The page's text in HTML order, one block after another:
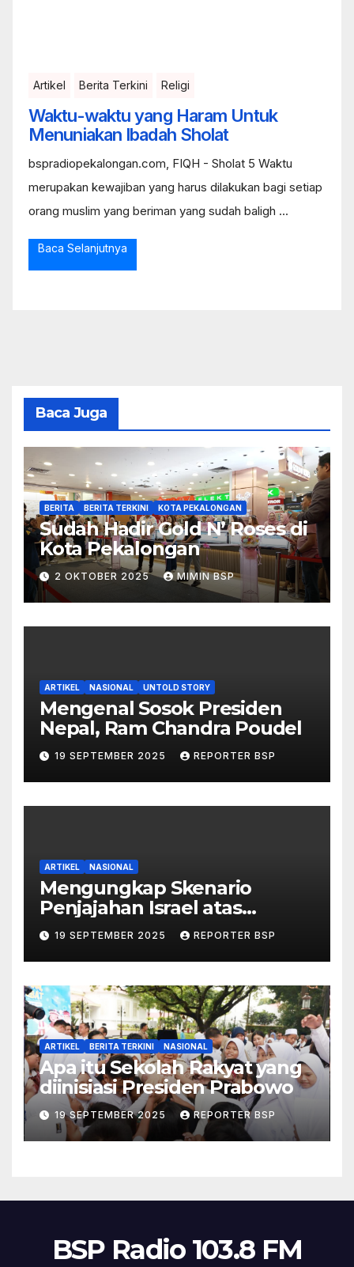
Artikel Berita Terkini Religi
Waktu-waktu yang Haram Untuk
Menuniakan Ibadah Sholat
bspradiopekalongan.com, FIQH - Sholat 5 Waktu
merupakan kewajiban yang harus dilakukan bagi setiap
orang muslim yang beriman yang sudah baligh ...
Baca Selanjutnya
Baca Juga
BERITA BERITA TERKINI KOTA PEKALONGAN
Sudah Hadir Gold N’ Roses di
Kota Pekalongan
2 OKTOBER 2025 MIMIN BSP
ARTIKEL NASIONAL UNTOLD STORY
Mengenal Sosok Presiden
Nepal, Ram Chandra Poudel
19 SEPTEMBER 2025 REPORTER BSP
ARTIKEL NASIONAL
Mengungkap Skenario
Penjajahan Israel atas
Palestina dalam Buku Ilan
Pappé
19 SEPTEMBER 2025 REPORTER BSP
ARTIKEL BERITA TERKINI NASIONAL
Apa itu Sekolah Rakyat yang
diinisiasi Presiden Prabowo
19 SEPTEMBER 2025 REPORTER BSP
BSP Radio 103.8 FM